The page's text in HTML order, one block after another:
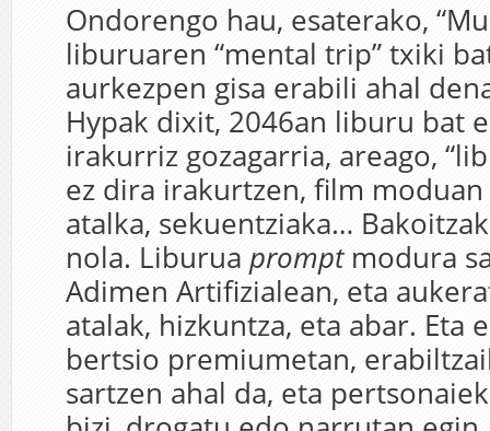
Ondorengo hau, esaterako,
liburuaren “mental trip” txiki
aurkezpen gisa erabili ahal
Hypak dixit, 2046an liburu bat
irakurriz gozagarria, areago,
ez dira irakurtzen, film
atalka, sekuentziaka…
nola. Liburua promptmodura
Adimen Artifizialean, eta
atalak, hizkuntza, eta abar. Eta
bertsio premiumetan,
sartzen ahal da, eta